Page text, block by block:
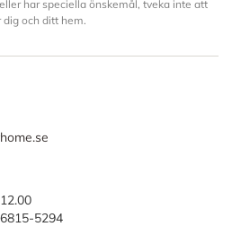
har speciella önskemål, tveka inte att
dig och ditt hem.
5294